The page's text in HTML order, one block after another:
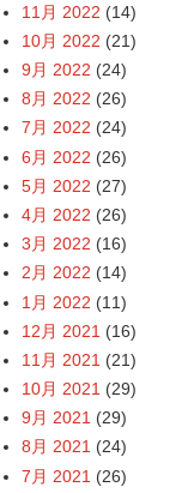
11月 2022 (14)
10月 2022 (21)
9月 2022 (24)
8月 2022 (26)
7月 2022 (24)
6月 2022 (26)
5月 2022 (27)
4月 2022 (26)
3月 2022 (16)
2月 2022 (14)
1月 2022 (11)
12月 2021 (16)
11月 2021 (21)
10月 2021 (29)
9月 2021 (29)
8月 2021 (24)
7月 2021 (26)